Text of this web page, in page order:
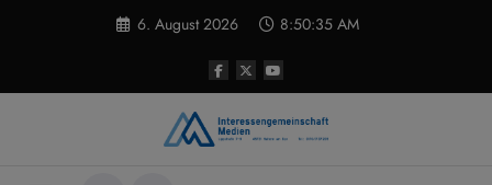
6. August 2026 8:50:36 AM